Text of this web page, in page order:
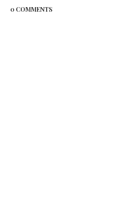
0 COMMENTS